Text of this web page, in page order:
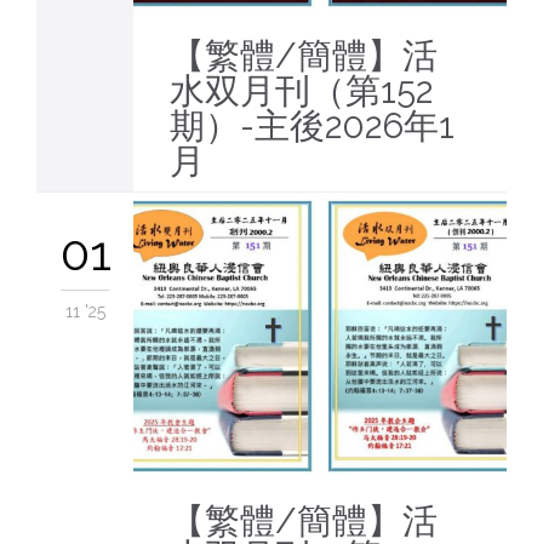
【繁體/簡體】活
水双月刊（第152
期）-主後2026年1
月
01
11 '25
【繁體/簡體】活